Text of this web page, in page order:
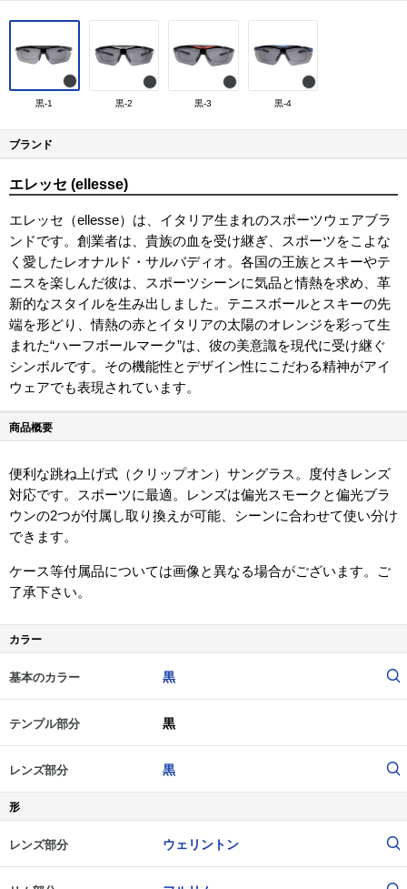
黒-1 黒-2 黒-3 黒-4
ブランド
エレッセ (ellesse)
エレッセ（ellesse）は、イタリア生まれのスポーツウェアブラ
ンドです。創業者は、貴族の血を受け継ぎ、スポーツをこよな
く愛したレオナルド・サルバディオ。各国の王族とスキーやテ
ニスを楽しんだ彼は、スポーツシーンに気品と情熱を求め、革
新的なスタイルを生み出しました。テニスボールとスキーの先
端を形どり、情熱の赤とイタリアの太陽のオレンジを彩って生
まれた“ハーフボールマーク”は、彼の美意識を現代に受け継ぐ
シンボルです。その機能性とデザイン性にこだわる精神がアイ
ウェアでも表現されています。
商品概要
便利な跳ね上げ式（クリップオン）サングラス。度付きレンズ
対応です。スポーツに最適。レンズは偏光スモークと偏光ブラ
ウンの2つが付属し取り換えが可能、シーンに合わせて使い分け
できます。
ケース等付属品については画像と異なる場合がございます。ご
了承下さい。
カラー
基本のカラー 黒
テンプル部分 黒
レンズ部分 黒
形
レンズ部分 ウェリントン